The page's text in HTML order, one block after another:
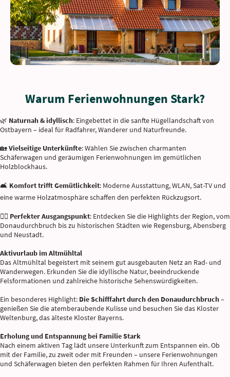
Warum Ferienwohnungen Stark?
🌿 Naturnah & idyllisch: Eingebettet in die sanfte Hügellandschaft von
Ostbayern – ideal für Radfahrer, Wanderer und Naturfreunde.
🏡Vielseitige Unterkünfte: Wählen Sie zwischen charmanten
Schäferwagen und geräumigen Ferienwohnungen im gemütlichen
Holzblockhaus.
🛋️ Komfort trifft Gemütlichkeit: Moderne Ausstattung, WLAN, Sat-TV und
eine warme Holzatmosphäre schaffen den perfekten Rückzugsort.
🚴‍♂️ Perfekter Ausgangspunkt: Entdecken Sie die Highlights der Region, vom
Donaudurchbruch bis zu historischen Städten wie Regensburg, Abensberg
und Neustadt.
Aktivurlaub im Altmühltal
Das Altmühltal begeistert mit seinem gut ausgebauten Netz an Rad- und
Wanderwegen. Erkunden Sie die idyllische Natur, beeindruckende
Felsformationen und zahlreiche historische Sehenswürdigkeiten.
Ein besonderes Highlight: Die Schifffahrt durch den Donaudurchbruch–
genießen Sie die atemberaubende Kulisse und besuchen Sie das Kloster
Weltenburg, das älteste Kloster Bayerns.
Erholung und Entspannung bei Familie Stark
Nach einem aktiven Tag lädt unsere Unterkunft zum Entspannen ein. Ob
mit der Familie, zu zweit oder mit Freunden – unsere Ferienwohnungen
und Schäferwagen bieten den perfekten Rahmen für Ihren Aufenthalt.